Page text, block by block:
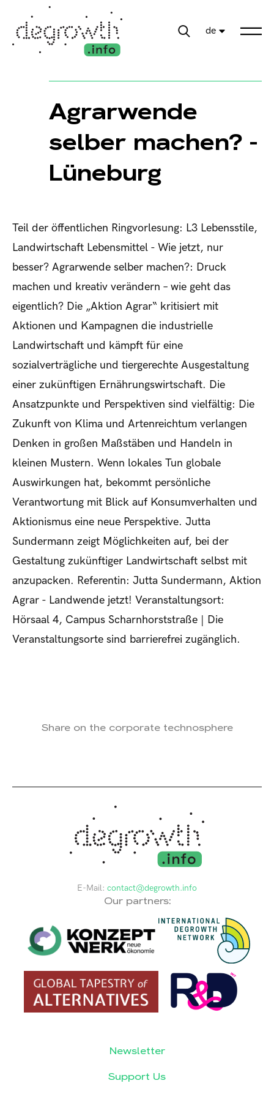
de
Agrarwende
selber machen? -
Lüneburg
Teil der öffentlichen Ringvorlesung: L3 Lebensstile,
Landwirtschaft Lebensmittel - Wie jetzt, nur
besser? Agrarwende selber machen?: Druck
machen und kreativ verändern – wie geht das
eigentlich? Die „Aktion Agrar“ kritisiert mit
Aktionen und Kampagnen die industrielle
Landwirtschaft und kämpft für eine
sozialverträgliche und tiergerechte Ausgestaltung
einer zukünftigen Ernährungswirtschaft. Die
Ansatzpunkte und Perspektiven sind vielfältig: Die
Zukunft von Klima und Artenreichtum verlangen
Denken in großen Maßstäben und Handeln in
kleinen Mustern. Wenn lokales Tun globale
Auswirkungen hat, bekommt persönliche
Verantwortung mit Blick auf Konsumverhalten und
Aktionismus eine neue Perspektive. Jutta
Sundermann zeigt Möglichkeiten auf, bei der
Gestaltung zukünftiger Landwirtschaft selbst mit
anzupacken. Referentin: Jutta Sundermann, Aktion
Agrar - Landwende jetzt! Veranstaltungsort:
Hörsaal 4, Campus Scharnhorststraße | Die
Veranstaltungsorte sind barrierefrei zugänglich.
Share on the corporate technosphere
E-Mail: contact@degrowth.info
Our partners:
Newsletter
Support Us